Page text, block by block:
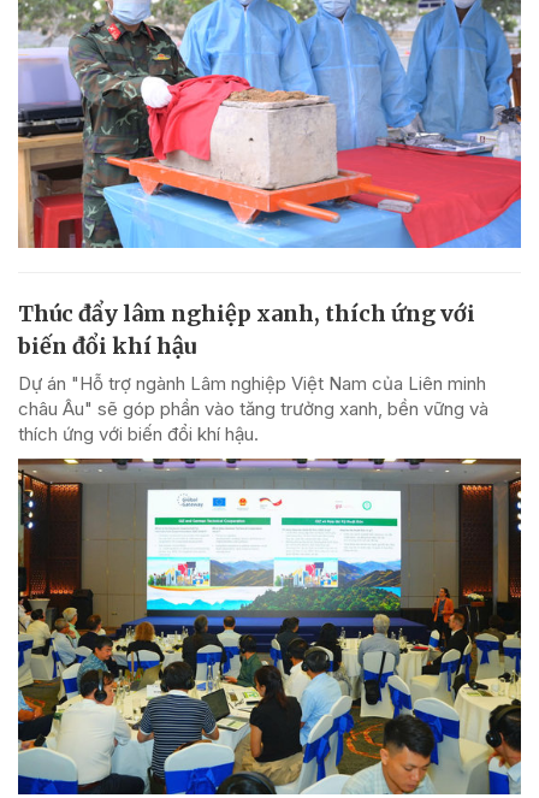
Thúc đẩy lâm nghiệp xanh, thích ứng với
biến đổi khí hậu
Dự án "Hỗ trợ ngành Lâm nghiệp Việt Nam của Liên minh
châu Âu" sẽ góp phần vào tăng trưởng xanh, bền vững và
thích ứng với biến đổi khí hậu.